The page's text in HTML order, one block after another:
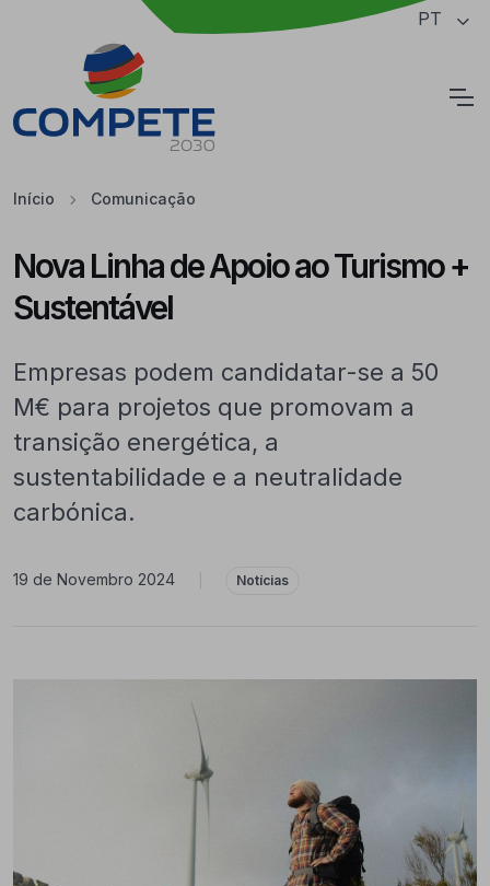
Saltar para o conteúdo principal da página PT
Início Comunicação
Nova Linha de Apoio ao Turismo +
Sustentável
Empresas podem candidatar-se a 50
M€ para projetos que promovam a
transição energética, a
sustentabilidade e a neutralidade
carbónica.
19 de Novembro 2024 Notícias